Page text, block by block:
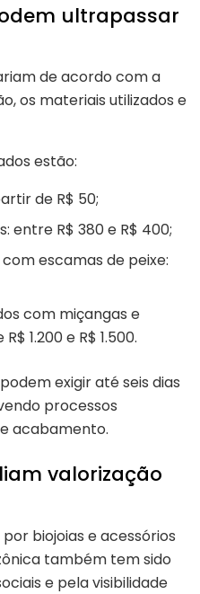
ultrapassar
de acordo com a
os materiais utilizados e
estão:
de R$ 50;
entre R$ 380 e R$ 400;
escamas de peixe:
com miçangas e
1.200 e R$ 1.500.
exigir até seis dias
processos
acabamento.
valorização
biojoias e acessórios
também tem sido
e pela visibilidade